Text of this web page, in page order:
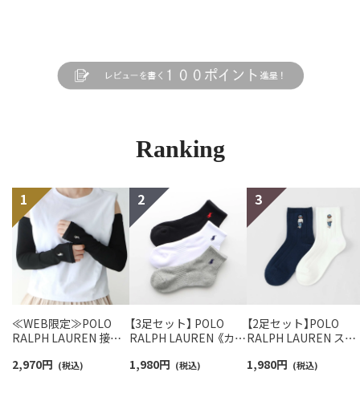
Ranking
≪WEB限定≫POLO
RALPH LAUREN 接触
ームカバー ＆ レッグウ
2,970円 (税込)
【3足セット】 POLO
RALPH LAUREN 《カラ
ンポイントソックス シ
1,980円 (税込)
【2足セット】POLO
RALPH LAUREN スタ
ロベア オーガニック
1,980円 (税込)